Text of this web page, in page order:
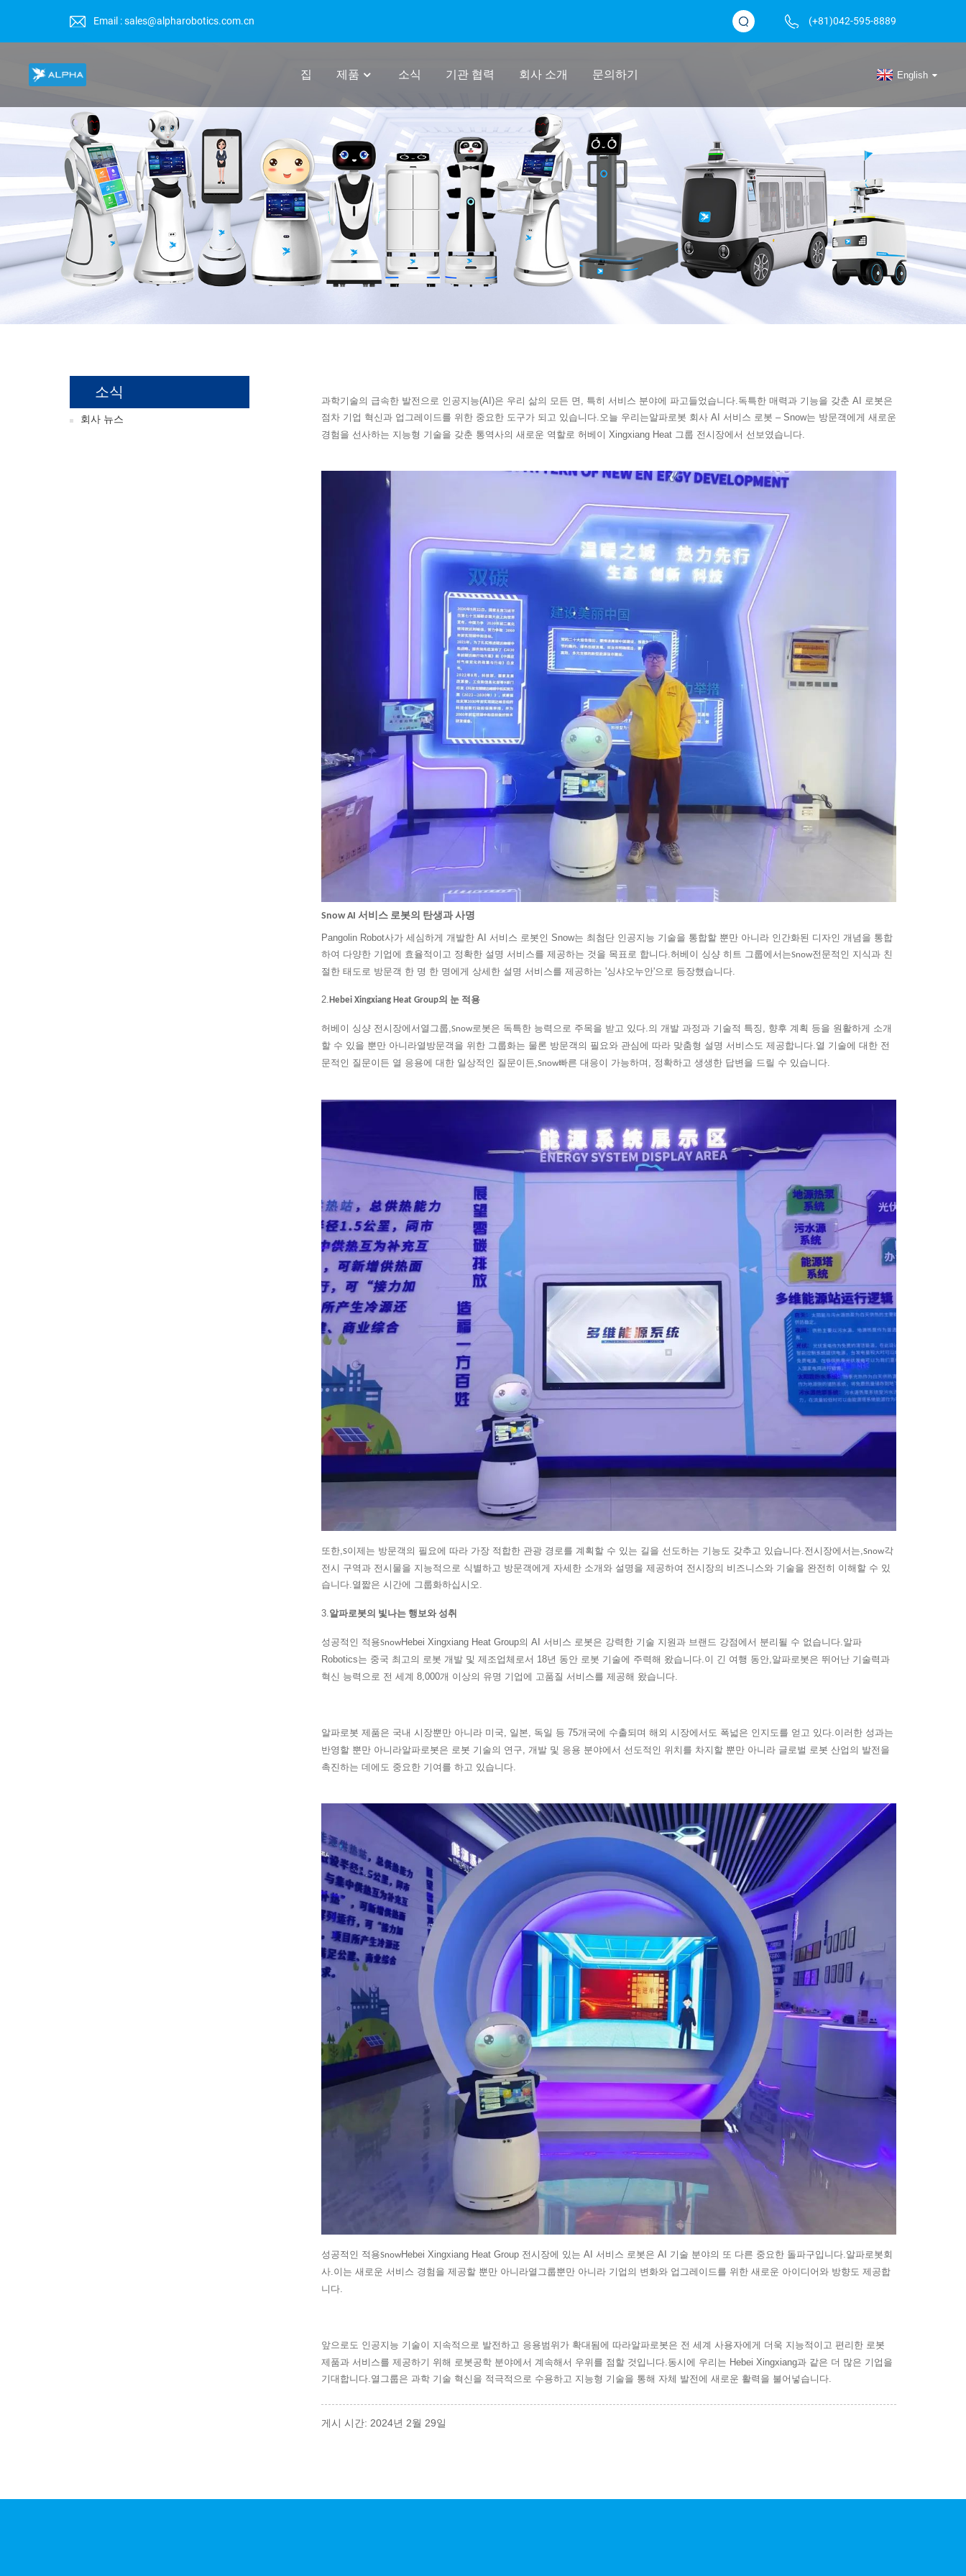
Email : sales@alpharobotics.com.cn (+81)042-595-8889
집 제품 소식 기관 협력 회사 소개 문의하기 English
소식
회사 뉴스
과학기술의 급속한 발전으로 인공지능(AI)은 우리 삶의 모든 면, 특히 서비스 분야에 파고들었습니다.독특한 매력과 기능을 갖춘 AI 로봇은
점차 기업 혁신과 업그레이드를 위한 중요한 도구가 되고 있습니다.오늘 우리는알파로봇 회사 AI 서비스 로봇 – Snow는 방문객에게 새로운
경험을 선사하는 지능형 기술을 갖춘 통역사의 새로운 역할로 허베이 Xingxiang Heat 그룹 전시장에서 선보였습니다.
Snow AI 서비스 로봇의 탄생과 사명
Pangolin Robot사가 세심하게 개발한 AI 서비스 로봇인 Snow는 최첨단 인공지능 기술을 통합할 뿐만 아니라 인간화된 디자인 개념을 통합
하여 다양한 기업에 효율적이고 정확한 설명 서비스를 제공하는 것을 목표로 합니다.허베이 싱샹 히트 그룹에서는Snow전문적인 지식과 친
절한 태도로 방문객 한 명 한 명에게 상세한 설명 서비스를 제공하는 '싱샤오누안'으로 등장했습니다.
2. Hebei Xingxiang Heat Group의 눈 적용
허베이 싱샹 전시장에서 열 그룹,Snow로봇은 독특한 능력으로 주목을 받고 있다.의 개발 과정과 기술적 특징, 향후 계획 등을 원활하게 소개
할 수 있을 뿐만 아니라열 방문객을 위한 그룹화는 물론 방문객의 필요와 관심에 따라 맞춤형 설명 서비스도 제공합니다.열 기술에 대한 전
문적인 질문이든 열 응용에 대한 일상적인 질문이든,Snow빠른 대응이 가능하며, 정확하고 생생한 답변을 드릴 수 있습니다.
또한,S이제는 방문객의 필요에 따라 가장 적합한 관광 경로를 계획할 수 있는 길을 선도하는 기능도 갖추고 있습니다.전시장에서는,Snow각
전시 구역과 전시물을 지능적으로 식별하고 방문객에게 자세한 소개와 설명을 제공하여 전시장의 비즈니스와 기술을 완전히 이해할 수 있
습니다.열 짧은 시간에 그룹화하십시오.
3.알파로봇의 빛나는 행보와 성취
성공적인 적용SnowHebei Xingxiang Heat Group의 AI 서비스 로봇은 강력한 기술 지원과 브랜드 강점에서 분리될 수 없습니다.알파
Robotics는 중국 최고의 로봇 개발 및 제조업체로서 18년 동안 로봇 기술에 주력해 왔습니다.이 긴 여행 동안,알파로봇은 뛰어난 기술력과
혁신 능력으로 전 세계 8,000개 이상의 유명 기업에 고품질 서비스를 제공해 왔습니다.
알파로봇 제품은 국내 시장뿐만 아니라 미국, 일본, 독일 등 75개국에 수출되며 해외 시장에서도 폭넓은 인지도를 얻고 있다.이러한 성과는
반영할 뿐만 아니라알파로봇은 로봇 기술의 연구, 개발 및 응용 분야에서 선도적인 위치를 차지할 뿐만 아니라 글로벌 로봇 산업의 발전을
촉진하는 데에도 중요한 기여를 하고 있습니다.
성공적인 적용SnowHebei Xingxiang Heat Group 전시장에 있는 AI 서비스 로봇은 AI 기술 분야의 또 다른 중요한 돌파구입니다.알파로봇회
사.이는 새로운 서비스 경험을 제공할 뿐만 아니라열 그룹뿐만 아니라 기업의 변화와 업그레이드를 위한 새로운 아이디어와 방향도 제공합
니다.
앞으로도 인공지능 기술이 지속적으로 발전하고 응용범위가 확대됨에 따라알파로봇은 전 세계 사용자에게 더욱 지능적이고 편리한 로봇
제품과 서비스를 제공하기 위해 로봇공학 분야에서 계속해서 우위를 점할 것입니다.동시에 우리는 Hebei Xingxiang과 같은 더 많은 기업을
기대합니다.열 그룹은 과학 기술 혁신을 적극적으로 수용하고 지능형 기술을 통해 자체 발전에 새로운 활력을 불어넣습니다.
게시 시간: 2024년 2월 29일